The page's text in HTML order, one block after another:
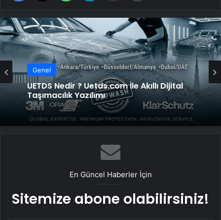
Genel
UETDS Nedir ? Uetds.com İle Akıllı Dijital
Taşımacılık Yazılımı
En Güncel Haberler İçin
Sitemize abone olabilirsiniz!